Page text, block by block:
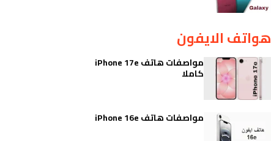
هواتف الايفون
مواصفات هاتف iPhone 17e
كاملا
مواصفات هاتف iPhone 16e